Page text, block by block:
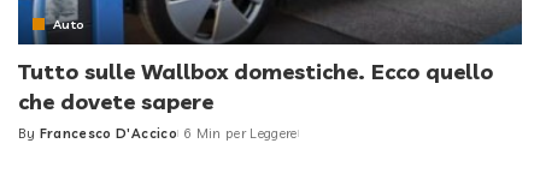
Auto
Tutto sulle Wallbox domestiche. Ecco quello
che dovete sapere
Posted
By Francesco D'Accico 6 Min per Leggere